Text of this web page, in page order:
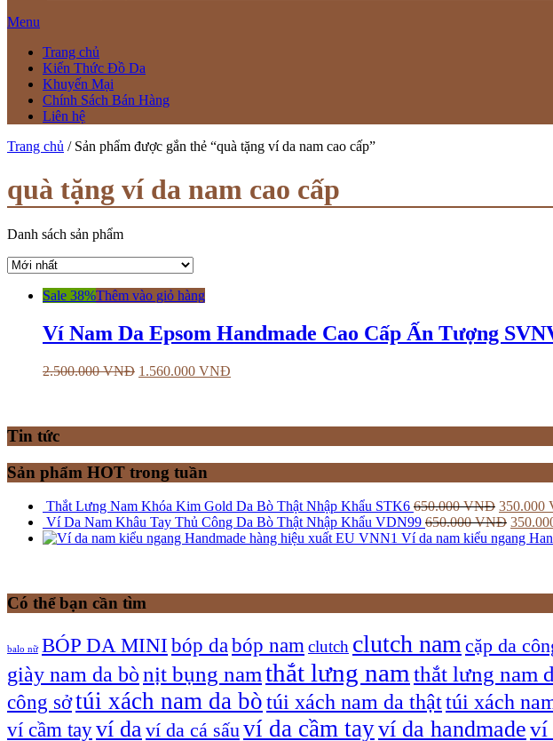
Menu
Trang chủ
Kiến Thức Đồ Da
Khuyến Mại
Chính Sách Bán Hàng
Liên hệ
Trang chủ / Sản phẩm được gắn thẻ “quà tặng ví da nam cao cấp”
quà tặng ví da nam cao cấp
Danh sách sản phẩm
Sale 38%Thêm vào giỏ hàng
Ví Nam Da Epsom Handmade Cao Cấp Ấn Tượng
2.500.000VNĐ 1.560.000 VNĐ
Tin tức
Sản phẩm HOT trong tuần
Thắt Lưng Nam Khóa Kim Gold Da Bò Thật Nhập Khẩu STK6 650.000VNĐ 350.000
Ví Da Nam Khâu Tay Thủ Công Da Bò Thật Nhập Khẩu VDN99 650.000VNĐ
Ví da nam kiểu ngang
Có thể bạn cần tìm
balo nữ BÓP DA MINI bóp da bóp nam clutch clutch nam cặp da
giày nam da bònịt bụng namthắt lưng nam thắt lưng nam
công sởtúi xách nam da bòtúi xách nam da thậttúi xách
ví cầm tayví daví da cá sấu ví da cầm tayví da handmadeví